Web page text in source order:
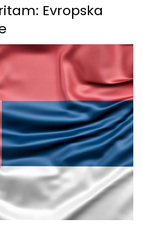
Evropska